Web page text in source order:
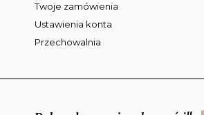
Twoje zamówienia
Ustawienia konta
Przechowalnia